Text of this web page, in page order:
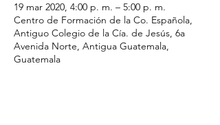
19 mar 2020, 4:00 p. m. – 5:00 p. m.
Centro de Formación de la Co. Española,
Antiguo Colegio de la Cía. de Jesús, 6a
Avenida Norte, Antigua Guatemala,
Guatemala